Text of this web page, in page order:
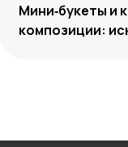
Мини‑букеты и
композиции: